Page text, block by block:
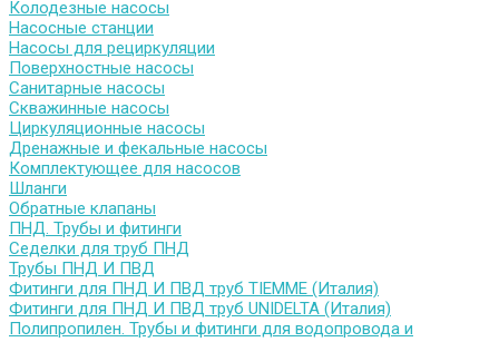
Колодезные насосы
Насосные станции
Насосы для рециркуляции
Поверхностные насосы
Санитарные насосы
Скважинные насосы
Циркуляционные насосы
Дренажные и фекальные насосы
Комплектующее для насосов
Шланги
Обратные клапаны
ПНД. Трубы и фитинги
Седелки для труб ПНД
Трубы ПНД И ПВД
Фитинги для ПНД И ПВД труб TIEMME (Италия)
Фитинги для ПНД И ПВД труб UNIDELTA (Италия)
Полипропилен. Трубы и фитинги для водопровода и